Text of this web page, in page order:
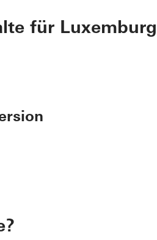
für Luxemburg